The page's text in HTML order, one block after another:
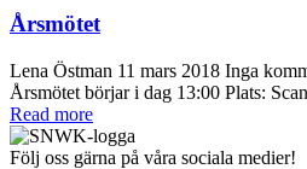
Årsmötet
Lena Östman 11 mars 2018 Inga
Årsmötet börjar i dag 13:00 Plats:
Read more
Följ oss gärna på våra sociala medier!